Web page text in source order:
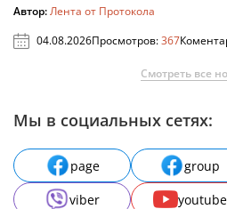
Автор:Лента от Протокола
04.08.2026Просмотров:367
Смотреть все
Мы в социальных сетях:
page group
viber
youtube